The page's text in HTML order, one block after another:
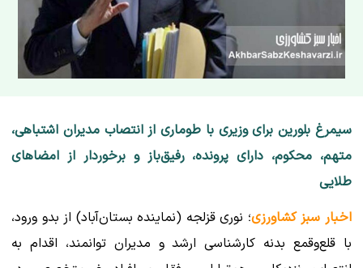
سیمرغ بلورین برای وزیری با طوماری از انتصاب مدیران اشتباهی،
متهم، محکوم، دارای پرونده، رفیق‌باز و برخوردار از امضاهای
طلایی
اخبار سبز کشاورزی؛ نوری قزلجه (نماینده بستان‌آباد) از بدو ورود،
با قلع‌وقمع بدنه کارشناسی ارشد و مدیران توانمند، اقدام به